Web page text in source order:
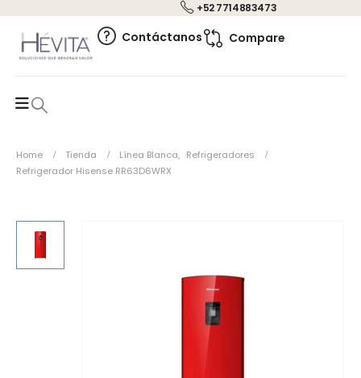
+52 7714883473
Contáctanos Compare
Home Tienda Línea Blanca, Refrigeradores
Refrigerador Hisense RR63D6WRX